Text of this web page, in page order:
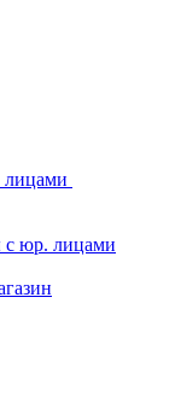
лицами
с юр. лицами